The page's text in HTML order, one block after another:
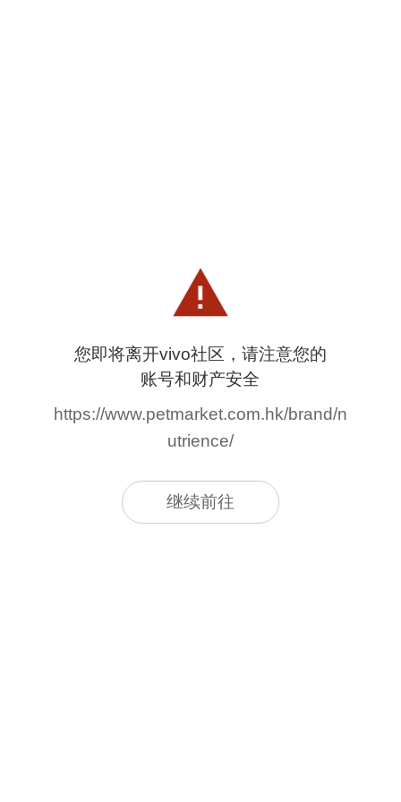
您即将离开vivo社区，请注意您的
账号和财产安全
https://www.petmarket.com.hk/brand/n
utrience/
继续前往